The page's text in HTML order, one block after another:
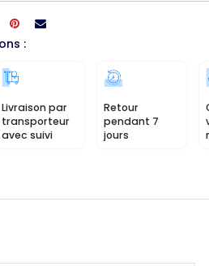
:
Livraison par
transporteur
avec suivi
Retour
pendant 7
jours